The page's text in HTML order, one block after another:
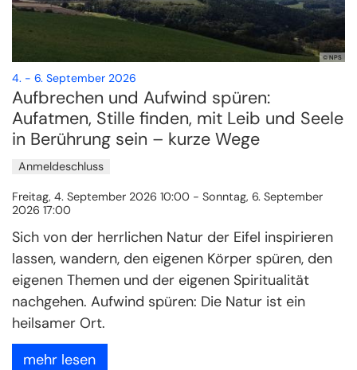
© NPS
4. - 6. September 2026
Aufbrechen und Aufwind spüren:
Aufatmen, Stille finden, mit Leib und Seele
in Berührung sein – kurze Wege
Anmeldeschluss
Freitag, 4. September 2026 10:00 - Sonntag, 6. September
2026 17:00
Sich von der herrlichen Natur der Eifel inspirieren
lassen, wandern, den eigenen Körper spüren, den
eigenen Themen und der eigenen Spiritualität
nachgehen. Aufwind spüren: Die Natur ist ein
heilsamer Ort.
mehr lesen